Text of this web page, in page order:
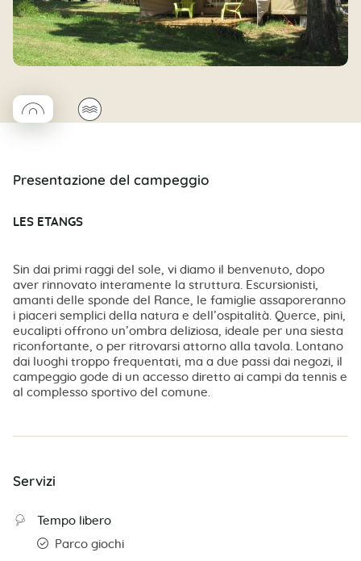
◯Coco rond🌊
Presentazione del campeggio
LES ETANGS
Sin dai primi raggi del sole, vi diamo il benvenuto, dopo
aver rinnovato interamente la struttura. Escursionisti,
amanti delle sponde del Rance, le famiglie assaporeranno
i piaceri semplici della natura e dell’ospitalità. Querce, pini,
eucalipti offrono un’ombra deliziosa, ideale per una siesta
riconfortante, o per ritrovarsi attorno alla tavola. Lontano
dai luoghi troppo frequentati, ma a due passi dai negozi, il
campeggio gode di un accesso diretto ai campi da tennis e
al complesso sportivo del comune.
Servizi
Tempo libero
Parco giochi